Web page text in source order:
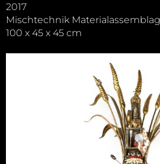
2017
Mischtechnik
100 x 45 x 45 cm